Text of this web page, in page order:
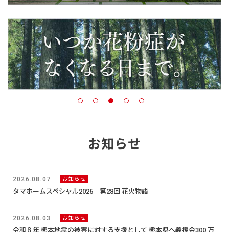
お知らせ
2026.08.07 お知らせ
タマホームスペシャル2026 第28回 花火物語
2026.08.03 お知らせ
令和８年 熊本地震の被害に対する支援として 熊本県へ義援金300 万